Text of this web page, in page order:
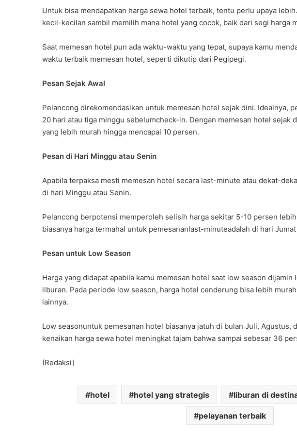
Untuk bisa mendapatkan harga sewa hotel terbaik, tentu perlu upaya
kecil-kecilan sambil memilih mana hotel yang cocok, baik dari segi harga
Saat memesan hotel pun ada waktu-waktu yang tepat, supaya kamu
waktu terbaik memesan hotel, seperti dikutip dari Pegipegi.
Pesan Sejak Awal
Pelancong direkomendasikan untuk memesan hotel sejak dini. Idealnya,
20 hari atau tiga minggu sebelumcheck-in. Dengan memesan hotel sejak
yang lebih murah hingga mencapai 10 persen.
Pesan di Hari Minggu atau Senin
Apabila terpaksa mesti memesan hotel secara last-minute atau dekat-
di hari Minggu atau Senin.
Pelancong berpotensi memperoleh selisih harga sekitar 5-10 persen
biasanya harga termahal untuk pemesananlast-minuteadalah di hari
Pesan untuk Low Season
Harga yang didapat apabila kamu memesan hotel saat low season
liburan. Pada periode low season, harga hotel cenderung bisa lebih
lainnya.
Low seasonuntuk pemesanan hotel biasanya jatuh di bulan Juli, Agustus,
kenaikan harga sewa hotel meningkat tajam bahwa sampai sebesar 36
(Redaksi)
hotel hotel yang strategis liburan di
pelayanan terbaik